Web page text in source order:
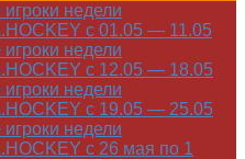
недели
с 01.05 — 11.05
недели
с 12.05 — 18.05
недели
с 19.05 — 25.05
недели
с 26 мая по 1